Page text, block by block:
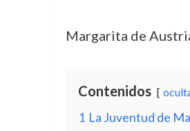
Margarita de
Contenidos
1 La Juventud de